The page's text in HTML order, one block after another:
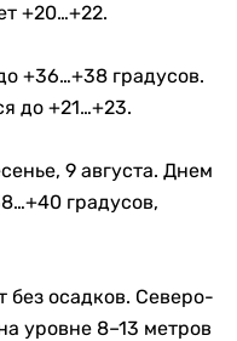
+20…+22.
+36…+38 градусов.
до +21…+23.
9 августа. Днем
градусов,
без осадков. Северо-
уровне 8–13 метров